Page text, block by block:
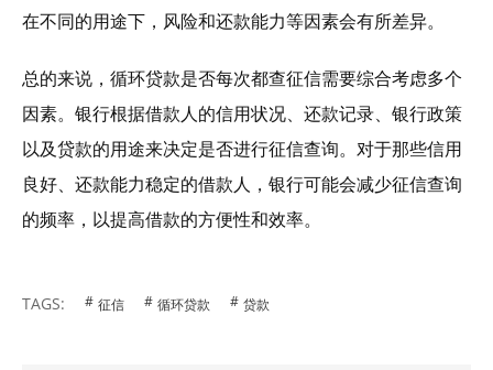
在不同的用途下，风险和还款能力等因素会有所差异。
总的来说，循环贷款是否每次都查征信需要综合考虑多个
因素。银行根据借款人的信用状况、还款记录、银行政策
以及贷款的用途来决定是否进行征信查询。对于那些信用
良好、还款能力稳定的借款人，银行可能会减少征信查询
的频率，以提高借款的方便性和效率。
TAGS: 征信 循环贷款 贷款